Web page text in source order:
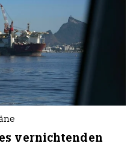
vernichtenden